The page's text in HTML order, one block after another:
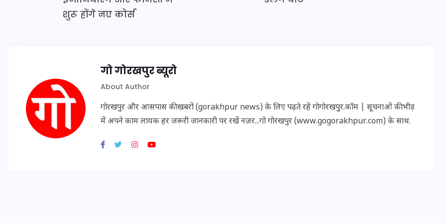
शुरू होंगे नए कोर्स
गो गोरखपुर ब्यूरो
About Author
गोरखपुर और आसपास की खबरों (gorakhpur news) के लिए पढ़ते रहें गोगोरखपुर.कॉम | सूचनाओं की भीड़
में अपने काम लायक हर जरूरी जानकारी पर रखें नज़र...गो गोरखपुर (www.gogorakhpur.com) के साथ.
20 जनवरी 2026